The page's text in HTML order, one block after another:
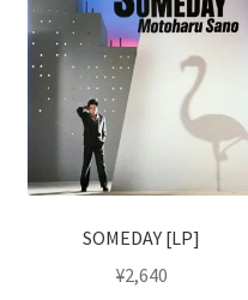
SOMEDAY [LP]
¥2,640